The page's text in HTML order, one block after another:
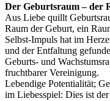
Der Geburtsraum – der
Aus Liebe quillt
Raum der Geburt, ein
Selbst-Impuls hat im
und der Entfaltung
Geburts- und
fruchtbarer Vereinigung.
Lebendige Potentialität;
im Liebesspiel: Dies ist